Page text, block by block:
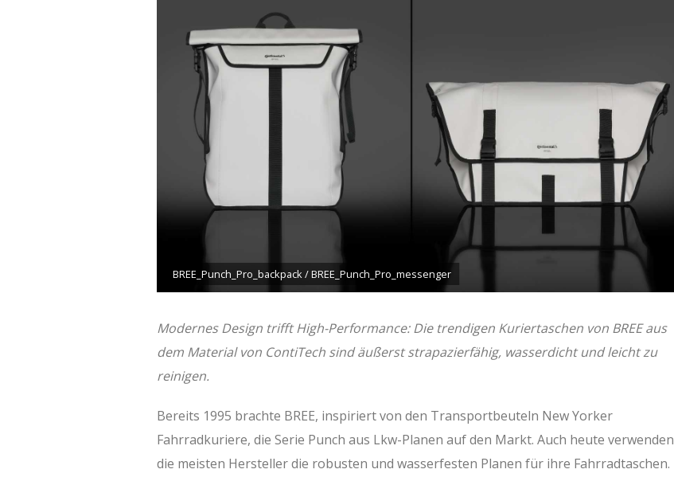
BREE_Punch_Pro_backpack / BREE_Punch_Pro_messenger
Modernes Design trifft High-Performance: Die trendigen Kuriertaschen von BREE aus
dem Material von ContiTech sind äußerst strapazierfähig, wasserdicht und leicht zu
reinigen.
Bereits 1995 brachte BREE, inspiriert von den Transportbeuteln New Yorker
Fahrradkuriere, die Serie Punch aus Lkw-Planen auf den Markt. Auch heute verwenden
die meisten Hersteller die robusten und wasserfesten Planen für ihre Fahrradtaschen.